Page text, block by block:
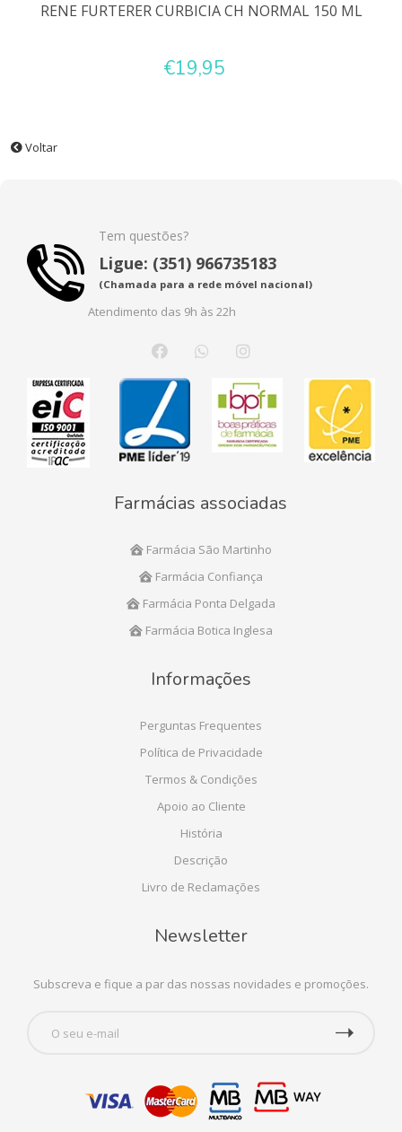
RENE FURTERER CURBICIA CH NORMAL 150 ML
€19,95
Voltar
Tem questões?
Ligue: (351) 966735183
(Chamada para a rede móvel nacional)
Atendimento das 9h às 22h
Farmácias associadas
Farmácia São Martinho
Farmácia Confiança
Farmácia Ponta Delgada
Farmácia Botica Inglesa
Informações
Perguntas Frequentes
Política de Privacidade
Termos & Condições
Apoio ao Cliente
História
Descrição
Livro de Reclamações
Newsletter
Subscreva e fique a par das nossas novidades e promoções.